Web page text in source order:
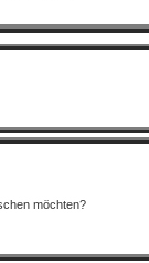
möchten?